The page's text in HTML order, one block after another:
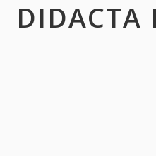
DIDACTA